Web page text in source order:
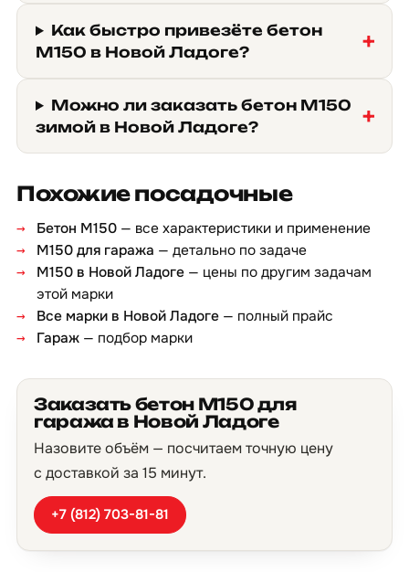
Как быстро привезёте бетон
М150 в Новой Ладоге?
Можно ли заказать бетон М150
зимой в Новой Ладоге?
Похожие посадочные
Бетон М150 — все характеристики и применение
М150 для гаража — детально по задаче
М150 в Новой Ладоге — цены по другим задачам
этой марки
Все марки в Новой Ладоге — полный прайс
Гараж — подбор марки
Заказать бетон М150 для
гаража в Новой Ладоге
Назовите объём — посчитаем точную цену
с доставкой за 15 минут.
+7 (812) 703-81-81